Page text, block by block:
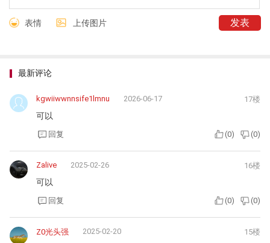
表情 上传图片
最新评论
kgwiiwwnnsife1lmnu 2026-06-17 17楼
可以
回复 (0) (0)
Zalive 2025-02-26 16楼
可以
回复 (0) (0)
Z0光头强 2025-02-20 15楼